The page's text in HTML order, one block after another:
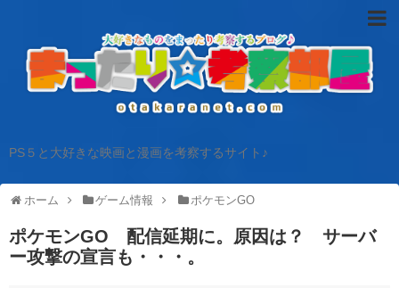
PS５と大好きな映画と漫画を考察するサイト♪
ホーム ゲーム情報 ポケモンGO
ポケモンGO 配信延期に。原因は？ サーバ
ー攻撃の宣言も・・・。